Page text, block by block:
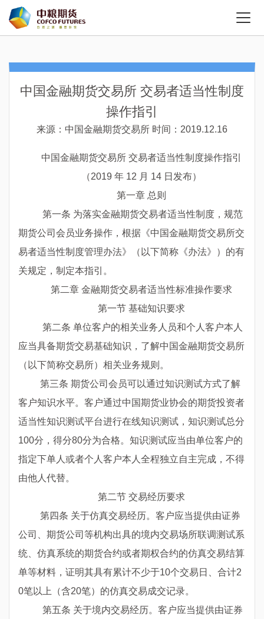
中国金融期货交易所 交易者适当性制度
操作指引
来源：中国金融期货交易所 时间：2019.12.16
中国金融期货交易所 交易者适当性制度操作指引
（2019 年 12 月 14 日发布）
第一章 总则
第一条 为落实金融期货交易者适当性制度，规范
期货公司会员业务操作，根据《中国金融期货交易所交
易者适当性制度管理办法》（以下简称《办法》）的有
关规定，制定本指引。
第二章 金融期货交易者适当性标准操作要求
第一节 基础知识要求
第二条 单位客户的相关业务人员和个人客户本人
应当具备期货交易基础知识，了解中国金融期货交易所
（以下简称交易所）相关业务规则。
第三条 期货公司会员可以通过知识测试方式了解
客户知识水平。客户通过中国期货业协会的期货投资者
适当性知识测试平台进行在线知识测试，知识测试总分
100分，得分80分为合格。知识测试应当由单位客户的
指定下单人或者个人客户本人全程独立自主完成，不得
由他人代替。
第二节 交易经历要求
第四条 关于仿真交易经历。客户应当提供由证券
公司、期货公司等机构出具的境内交易场所联调测试系
统、仿真系统的期货合约或者期权合约的仿真交易结算
单等材料，证明其具有累计不少于10个交易日、合计2
0笔以上（含20笔）的仿真交易成交记录。
第五条 关于境内交易经历。客户应当提供由证券